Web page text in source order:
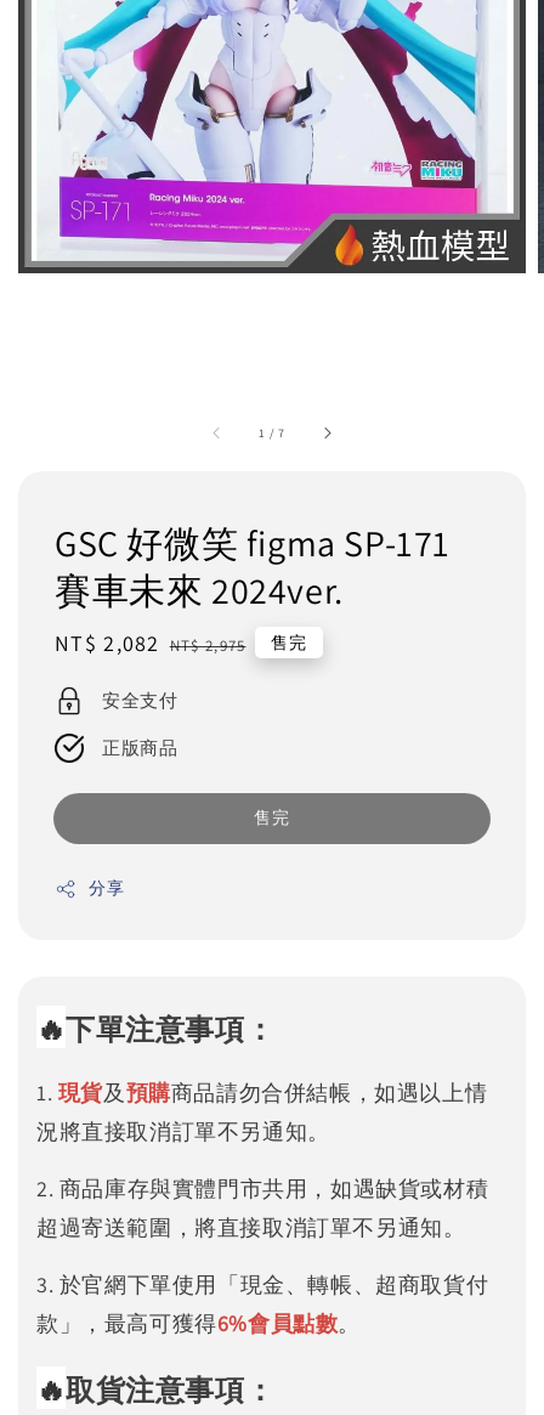
1 /7
GSC 好微笑 figma SP-171
賽車未來 2024ver.
Sale
NT$ 2,082 Regular
NT$ 2,975 售完
安全支付
正版商品
售完
分享
🔥下單注意事項：
1. 現貨及預購商品請勿合併結帳，如遇以上情
況將直接取消訂單不另通知。
2. 商品庫存與實體門市共用，如遇缺貨或材積
超過寄送範圍，將直接取消訂單不另通知。
3. 於官網下單使用「現金、轉帳、超商取貨付
款」，最高可獲得6%會員點數。
🔥取貨注意事項：